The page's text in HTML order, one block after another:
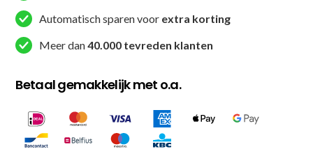
Automatisch sparen voor extra korting
Meer dan40.000 tevreden klanten
Betaal gemakkelijk met o.a.